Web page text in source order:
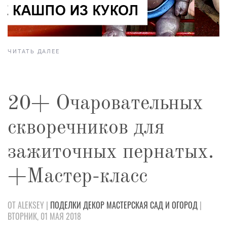
ЧИТАТЬ ДАЛЕЕ
20+ Очаровательных
скворечников для
зажиточных пернатых.
+Мастер-класс
ОТ ALEKSEY | ПОДЕЛКИ ДЕКОР МАСТЕРСКАЯ САД И ОГОРОД |
ВТОРНИК, 01 МАЯ 2018